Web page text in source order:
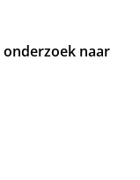
onderzoek naar